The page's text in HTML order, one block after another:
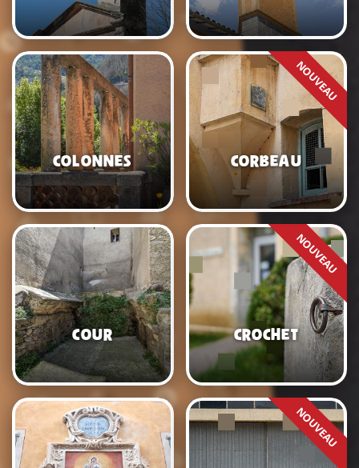
Colonnes Corbeau
Cour Crochet